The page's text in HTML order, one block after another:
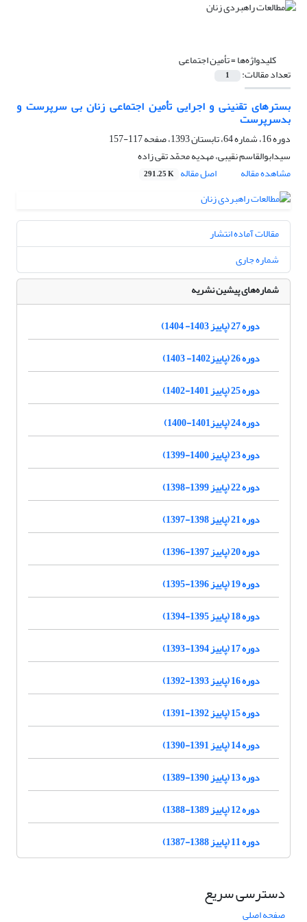
کلیدواژه‌ها =تأمین اجتماعی
تعداد مقالات: 1
بسترهای تقنینی و اجرایی تأمین اجتماعی زنان بی سرپرست و
بدسرپرست
دوره 16، شماره 64، تابستان 1393، صفحه
117-157
سیدابوالقاسم نقیبی، مهدیه محمّد تقی زاده
مشاهده مقاله
اصل مقاله 291.25 K
مقالات آماده انتشار
شماره جاری
شماره‌های پیشین نشریه
دوره 27 (پاییز 1403- 1404)
دوره 26 (پاییز1402- 1403)
دوره 25 (پاییز 1401-1402)
دوره 24 (پاییز1401-1400)
دوره 23 (پاییز 1400-1399)
دوره 22 (پاییز 1399-1398)
دوره 21 (پاییز 1398-1397)
دوره 20 (پاییز 1397-1396)
دوره 19 (پاییز 1396-1395)
دوره 18 (پاییز 1395-1394)
دوره 17 (پاییز 1394-1393)
دوره 16 (پاییز 1393-1392)
دوره 15 (پاییز 1392-1391)
دوره 14 (پاییز 1391-1390)
دوره 13 (پاییز 1390-1389)
دوره 12 (پاییز 1389-1388)
دوره 11 (پاییز 1388-1387)
دسترسی سریع
صفحه اصلی